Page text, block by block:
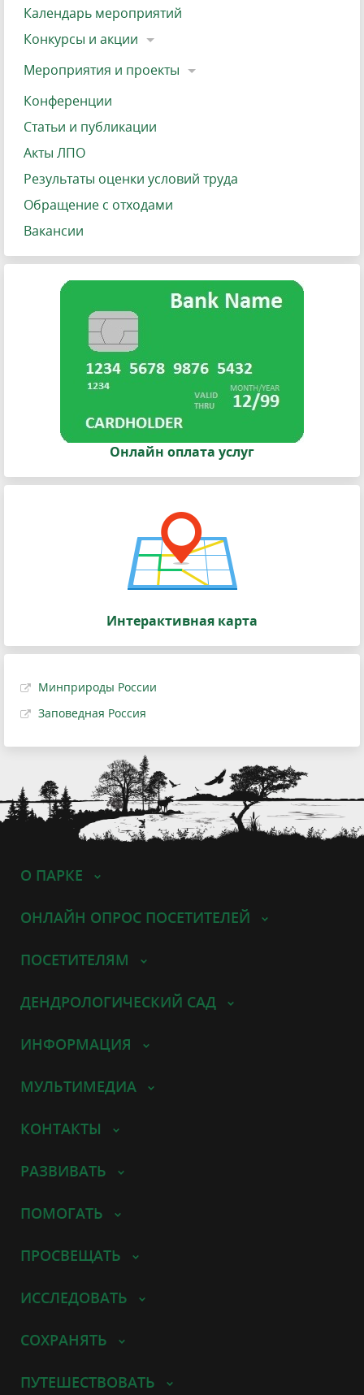
Календарь мероприятий
Конкурсы и акции
Мероприятия и проекты
Конференции
Статьи и публикации
Акты ЛПО
Результаты оценки условий труда
Обращение с отходами
Вакансии
Онлайн оплата услуг
Интерактивная карта
Минприроды России
Заповедная Россия
О ПАРКЕ
ОНЛАЙН ОПРОС ПОСЕТИТЕЛЕЙ
ПОСЕТИТЕЛЯМ
ДЕНДРОЛОГИЧЕСКИЙ САД
ИНФОРМАЦИЯ
МУЛЬТИМЕДИА
КОНТАКТЫ
РАЗВИВАТЬ
ПОМОГАТЬ
ПРОСВЕЩАТЬ
ИССЛЕДОВАТЬ
СОХРАНЯТЬ
ПУТЕШЕСТВОВАТЬ